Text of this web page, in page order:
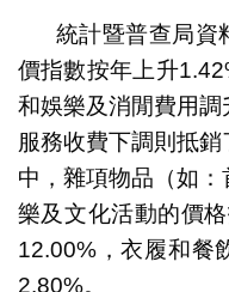
統計暨普查局資
價指數按年上升
和娛樂及消閒費用
服務收費下調則抵
中，雜項物品（如
樂及文化活動的價
12.00%，衣履和餐
2.80%。